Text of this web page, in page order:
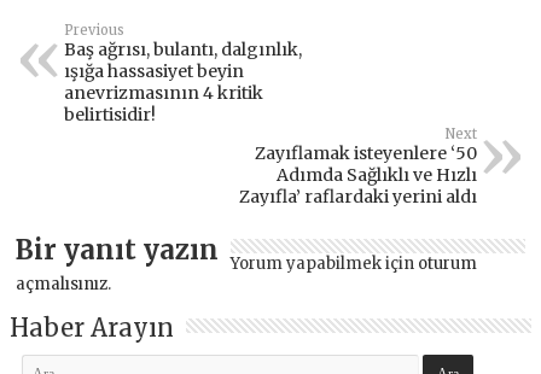
Previous
Baş ağrısı, bulantı, dalgınlık,
ışığa hassasiyet beyin
anevrizmasının 4 kritik
belirtisidir!
Next
Zayıflamak isteyenlere ‘50
Adımda Sağlıklı ve Hızlı
Zayıfla’ raflardaki yerini aldı
Bir yanıt yazın Yorum yapabilmek için oturum
açmalısınız.
Haber Arayın